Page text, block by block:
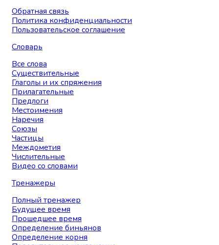
Обратная связь
Политика конфиденциальности
Пользовательское соглашение
Словарь
Все слова
Существительные
Глаголы и их спряжения
Прилагательные
Предлоги
Местоимения
Наречия
Союзы
Частицы
Междометия
Числительные
Видео со словами
Тренажеры
Полный тренажер
Будущее время
Прошедшее время
Определение биньянов
Определение корня